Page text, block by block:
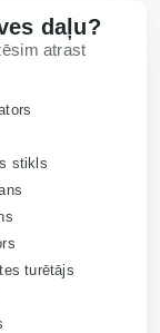
daļu?
atrast
stikls
turētājs